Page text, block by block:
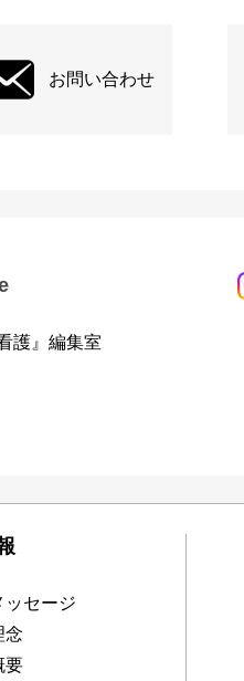
お問い合わせ
護』編集室
ッセージ
念
要